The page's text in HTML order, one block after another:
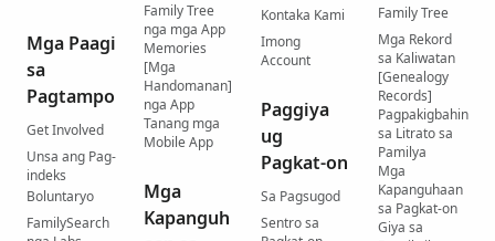
Mga Paagi
sa
Pagtampo
Get Involved
Unsa ang Pag-
indeks
Boluntaryo
FamilySearch
Family Tree
nga mga App
Memories
[Mga
Handomanan]
nga App
Tanang mga
Mobile App
Mga
Kapanguh
Kontaka Kami
Imong
Account
Paggiya
ug
Pagkat-on
Sa Pagsugod
Sentro sa
Family Tree
Mga Rekord
sa Kaliwatan
[Genealogy
Records]
Pagpakigbahin
sa Litrato sa
Pamilya
Mga
Kapanguhaan
sa Pagkat-on
Giya sa